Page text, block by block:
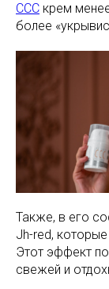
ССС крем
более
Также, в его
Jh-red,
Этот эффект
свежей и